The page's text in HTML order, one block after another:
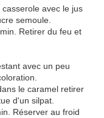
avec le jus
semoule.
Retirer du feu et
avec un peu
le caramel retirer
d'un silpat.
Réserver au froid